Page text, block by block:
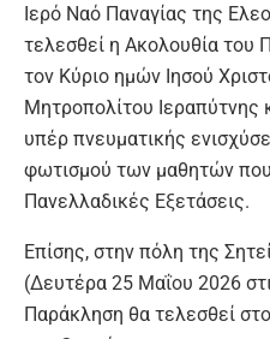
Ιερό Ναό Παναγίας της
τελεσθεί η Ακολουθία του
τον Κύριο ημών Ιησού
Μητροπολίτου Ιεραπύτνης
υπέρ πνευματικής
φωτισμού των μαθητών που
Πανελλαδικές Εξετάσεις.
Επίσης, στην πόλη της
(Δευτέρα 25 Μαΐου 2026
Παράκληση θα τελεσθεί